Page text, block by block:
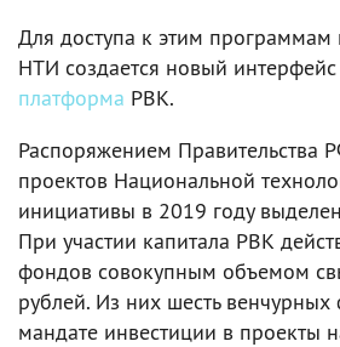
Для доступа к этим программам
НТИ создается новый
платформа РВК.
Распоряжением Правительства
проектов Национальной
инициативы в 2019 году
При участии капитала РВК
фондов совокупным объемом
рублей. Из них шесть
мандате инвестиции в проекты